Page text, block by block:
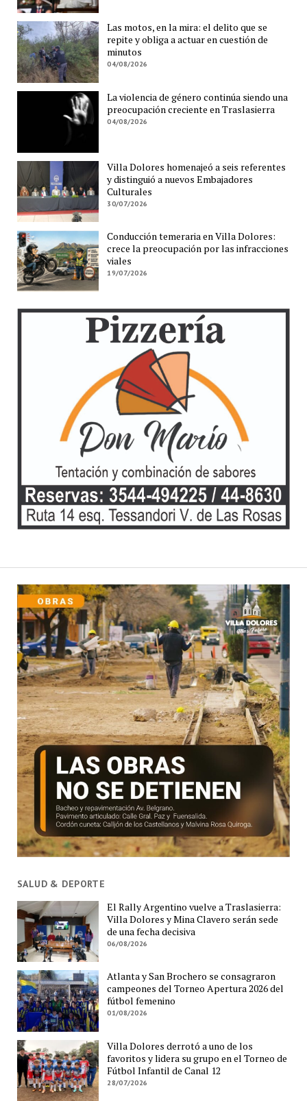
Las motos, en la mira: el delito que se
repite y obliga a actuar en cuestión de
minutos
04/08/2026
La violencia de género continúa siendo una
preocupación creciente en Traslasierra
04/08/2026
Villa Dolores homenajeó a seis referentes
y distinguió a nuevos Embajadores
Culturales
30/07/2026
Conducción temeraria en Villa Dolores:
crece la preocupación por las infracciones
viales
19/07/2026
SALUD & DEPORTE
El Rally Argentino vuelve a Traslasierra:
Villa Dolores y Mina Clavero serán sede
de una fecha decisiva
06/08/2026
Atlanta y San Brochero se consagraron
campeones del Torneo Apertura 2026 del
fútbol femenino
01/08/2026
Villa Dolores derrotó a uno de los
favoritos y lidera su grupo en el Torneo de
Fútbol Infantil de Canal 12
28/07/2026